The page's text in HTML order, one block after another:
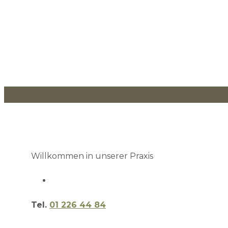
Willkommen in unserer Praxis
Tel. 01 226 44 84